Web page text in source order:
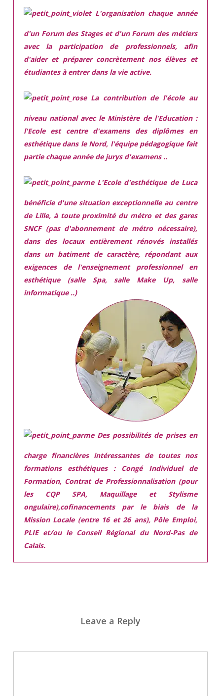
L'organisation chaque année
d'un Forum des Stages et d'un Forum des métiers
avec la participation de professionnels, afin
d'aider et préparer concrètement nos élèves et
étudiantes à entrer dans la vie active.
La contribution de l'école au
niveau national avec le Ministère de l'Education :
l'Ecole est centre d'examens des diplômes en
esthétique dans le Nord, l'équipe pédagogique fait
partie chaque année de jurys d'examens ..
L'Ecole d'esthétique de Luca
bénéficie d'une situation exceptionnelleau centre
de Lille, à toute proximité du métro et des gares
SNCF (pas d'abonnement de métro nécessaire),
dans des locaux entièrement rénovés installés
dans un batiment de caractère, répondant aux
exigencesde l'enseignement professionnel en
esthétique (salle Spa, salle Make Up, salle
informatique ..)
Des possibilités de prises en
charge financières intéressantes de toutes nos
formations esthétiques :Congé Individuel de
Formation, Contrat de Professionnalisation (pour
les CQP SPA, Maquillage et Stylisme
ongulaire),cofinancements par le biais de la
Mission Locale (entre 16 et 26 ans), Pôle Emploi,
PLIE et/ou le Conseil Régional du Nord-Pas de
Calais.
Leave a Reply